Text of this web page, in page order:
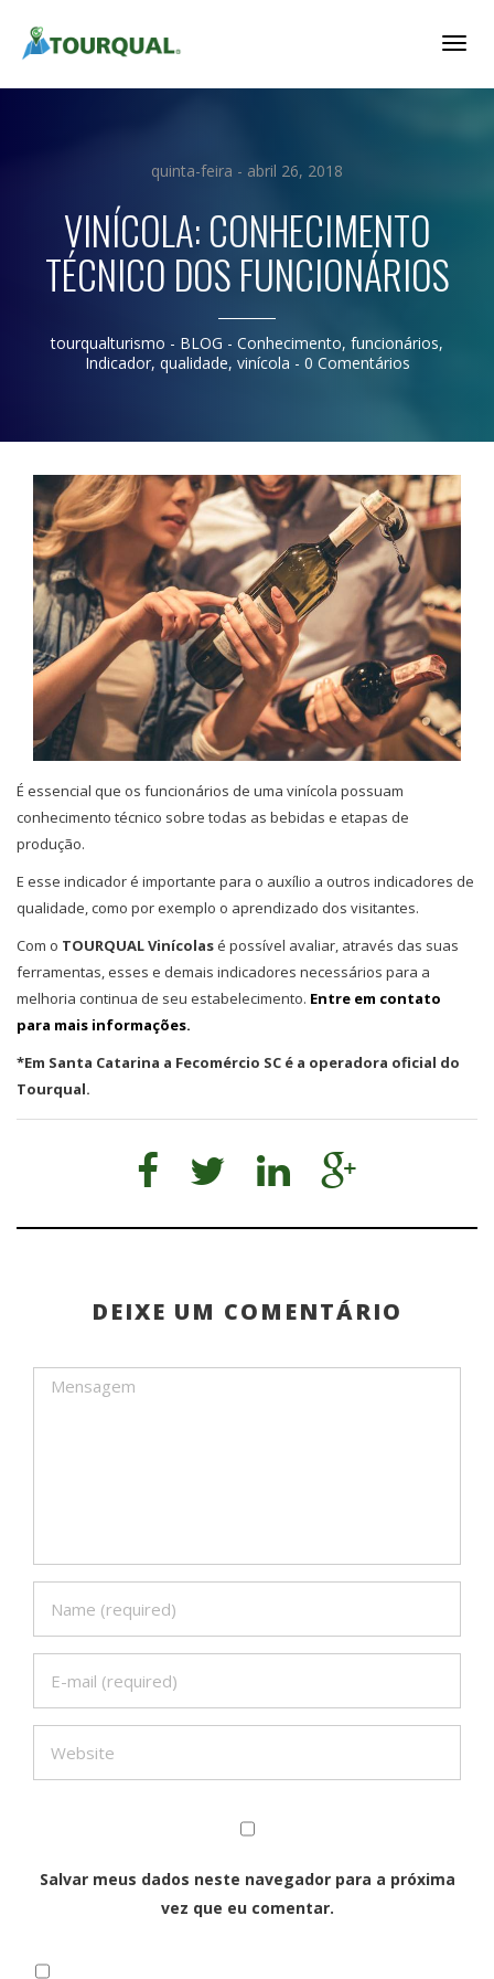
quinta-feira - abril 26, 2018
VINÍCOLA: CONHECIMENTO
TÉCNICO DOS FUNCIONÁRIOS
tourqualturismo - BLOG - Conhecimento, funcionários,
Indicador, qualidade, vinícola - 0 Comentários
É essencial que os funcionários de uma vinícola possuam
conhecimento técnico sobre todas as bebidas e etapas de
produção.
E esse indicador é importante para o auxílio a outros indicadores de
qualidade, como por exemplo o aprendizado dos visitantes.
Com o TOURQUAL Vinícolas é possível avaliar, através das suas
ferramentas, esses e demais indicadores necessários para a
melhoria continua de seu estabelecimento. Entre em contato
para mais informações.
*Em Santa Catarina a Fecomércio SC é a operadora oficial do
Tourqual.
DEIXE UM COMENTÁRIO
Salvar meus dados neste navegador para a próxima
vez que eu comentar.